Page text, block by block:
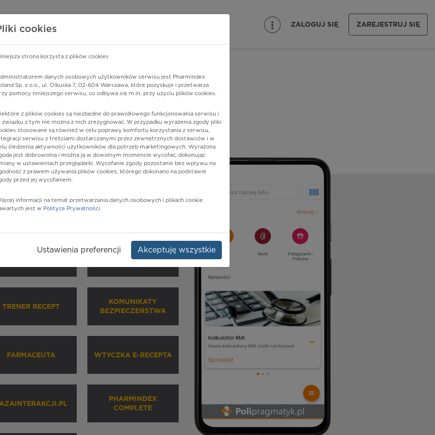
o lekach
PHARMINDEX ZALOGUJ SIĘ ZAREJESTRUJ SIĘ
o rozgałęzionych łańcuchach, nieokreślone
ochrony zdrowia
INHALATORY
TRENER RECEPT
KOMUNIKATY
BEZPIECZEŃSTWA
FARMACEUTA WTYCZKA E-RECEPTA
PHARMINDEX
COMPLETE
cookies
strona korzysta z plików cookies
danych osobowych użytkowników serwisu jest Pharmindex
Sp. z o.o., ul. Olkuska 7, 02-604 Warszawa, które pozyskuje i przetwarza
pomocy niniejszego serwisu, co odbywa się m.in. przy użyciu plików cookies.
z plików cookies są niezbędne do prawidłowego funkcjonowania serwisu i
związku z tym nie można z nich zrezygnować. W przypadku wyrażenia zgody pliki
stosowane są również w celu poprawy komfortu korzystania z serwisu,
serwisu z treściami dostarczanymi przez zewnętrznych dostawców i w
śledzenia aktywności użytkowników dla potrzeb marketingowych. Wyrażona
jest dobrowolna i można ją w dowolnym momencie wycofać, dokonując
w ustawieniach przeglądarki. Wycofanie zgody pozostanie bez wpływu na
z prawem używania plików cookies, którego dokonano na podstawie
przed jej wycofaniem.
informacji na temat przetwarzania danych osobowych i plikach cookie
jest w Polityce Prywatności.
Ustawienia preferencji Akceptuję wszystkie